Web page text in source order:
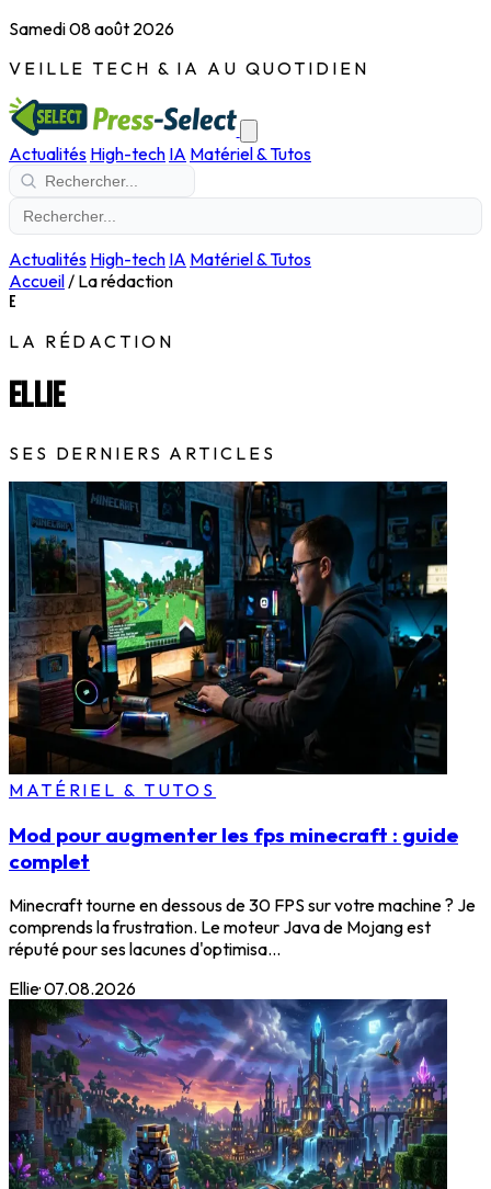
Samedi 08 août 2026
VEILLE TECH & IA AU QUOTIDIEN
Actualités High-tech IA Matériel & Tutos
Actualités High-tech IA Matériel & Tutos
Accueil/ La rédaction
E
LA RÉDACTION
Ellie
SES DERNIERS ARTICLES
MATÉRIEL & TUTOS
Mod pour augmenter les fps minecraft : guide
complet
Minecraft tourne en dessous de 30 FPS sur votre machine ? Je
comprends la frustration. Le moteur Java de Mojang est
réputé pour ses lacunes d'optimisa...
Ellie·07.08.2026